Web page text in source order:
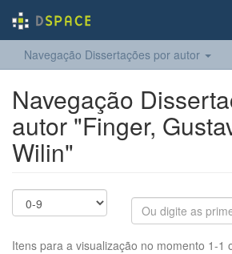
Navegação Dissertações por autor
Navegação
autor "Finger,
Wilin"
Itens para a visualização no momento 1-1